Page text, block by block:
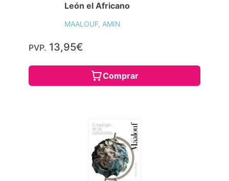
León el Africano
MAALOUF, AMIN
PVP. 13,95€
Comprar